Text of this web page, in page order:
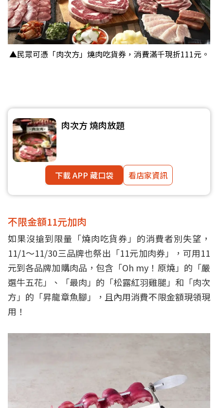
▲民眾可憑「肉次方」燒肉吃貨券，消費滿千現折111元。
肉次方 燒肉放題
下載 APP 藏口袋 看店家資訊
不限金額11元加肉
如果沒搶到限量「燒肉吃貨券」的消費者別失望，
11/1～11/30三品牌也祭出「11元加肉券」，可用11
元到各品牌加購肉品，包含「Oh my！原燒」的「嚴
選牛五花」、「最肉」的「松露紅羽雞腿」和「肉次
方」的「昇龍章魚腳」，且內用消費不限金額現領現
用！